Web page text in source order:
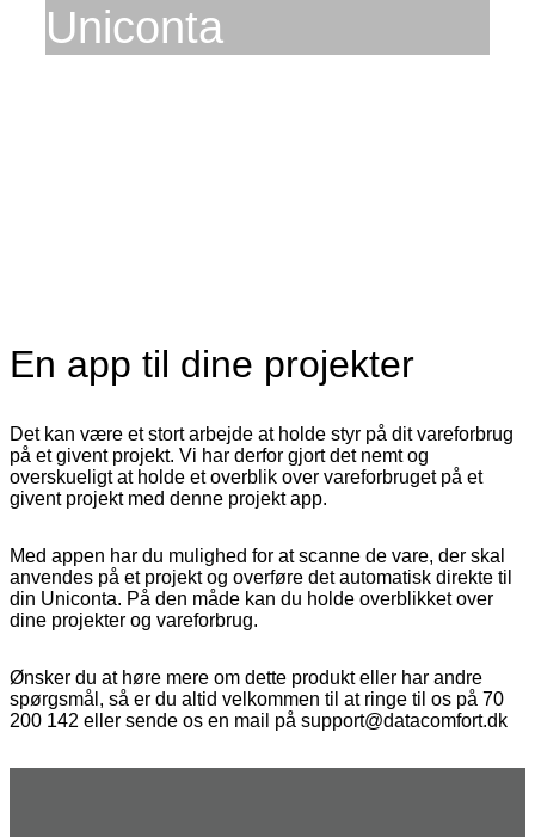
Uniconta
En app til dine projekter
Det kan være et stort arbejde at holde styr på dit vareforbrug
på et givent projekt. Vi har derfor gjort det nemt og
overskueligt at holde et overblik over vareforbruget på et
givent projekt med denne projekt app.
Med appen har du mulighed for at scanne de vare, der skal
anvendes på et projekt og overføre det automatisk direkte til
din Uniconta. På den måde kan du holde overblikket over
dine projekter og vareforbrug.
Ønsker du at høre mere om dette produkt eller har andre
spørgsmål, så er du altid velkommen til at ringe til os på 70
200 142 eller sende os en mail på support@datacomfort.dk